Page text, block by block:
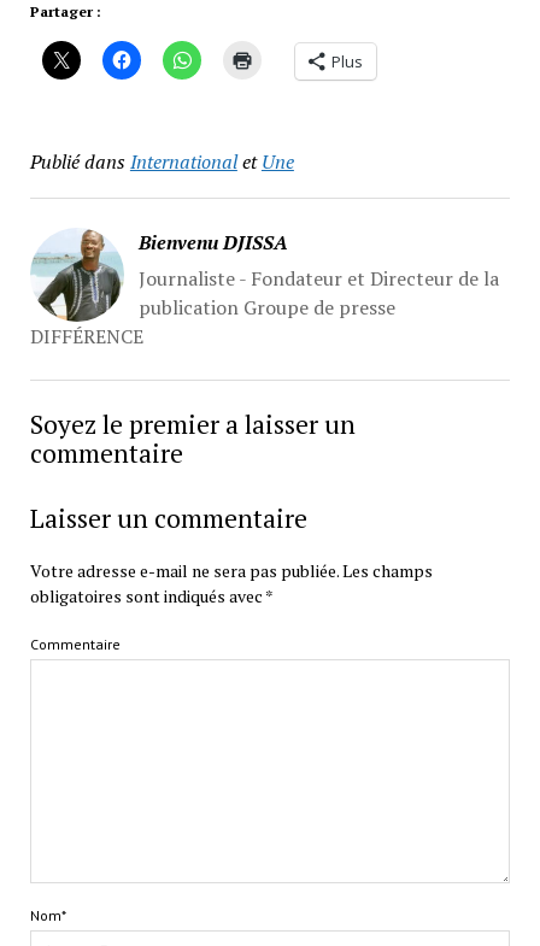
Partager :
Plus
Publié dansInternationaletUne
Bienvenu DJISSA
Journaliste - Fondateur et Directeur de la
publication Groupe de presse
DIFFÉRENCE
Soyez le premier a laisser un
commentaire
Laisser un commentaire
Votre adresse e-mail ne sera pas publiée.Les champs
obligatoires sont indiqués avec *
Commentaire
Nom*